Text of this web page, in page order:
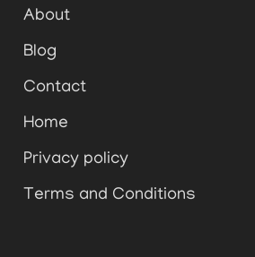
About
Blog
Contact
Home
Privacy policy
Terms and Conditions